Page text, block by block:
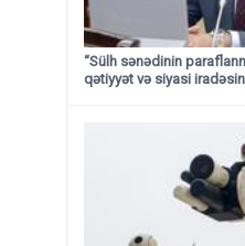
“Sülh sənədinin
qətiyyət və siyasi